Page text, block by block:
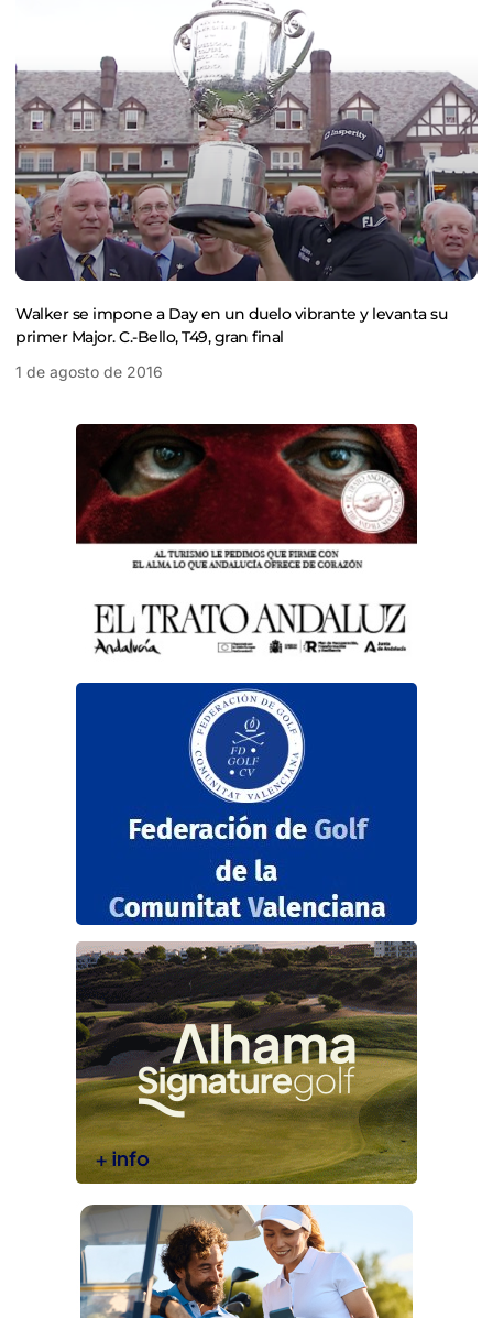
Walker se impone a Day en un duelo vibrante y levanta su
primer Major. C.-Bello, T49, gran final
1 de agosto de 2016